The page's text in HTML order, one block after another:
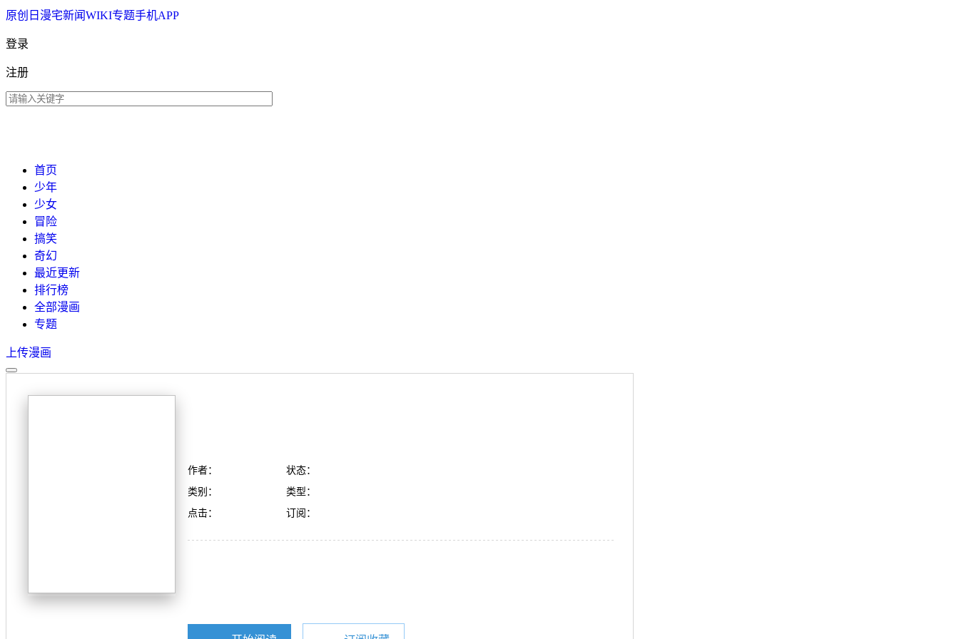
原创 日漫宅新闻WIKI专题手机APP
登录
注册
首页
少年
少女
冒险
搞笑
奇幻
最近更新
排行榜
全部漫画
专题
上传漫画
作者：
状态：
类别：
类型：
点击：
订阅：